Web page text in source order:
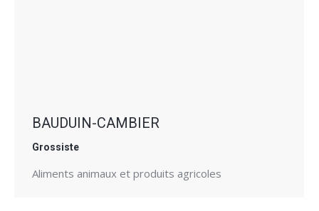
BAUDUIN-CAMBIER
Grossiste
Aliments animaux et produits agricoles